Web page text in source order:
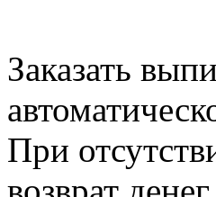
Заказать
При